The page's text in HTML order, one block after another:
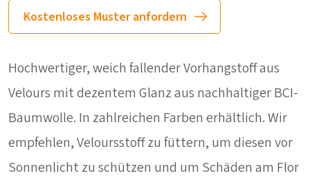
Kostenloses Muster anfordern
Hochwertiger, weich fallender Vorhangstoff aus
Velours mit dezentem Glanz aus nachhaltiger BCI-
Baumwolle. In zahlreichen Farben erhältlich. Wir
empfehlen, Veloursstoff zu füttern, um diesen vor
Sonnenlicht zu schützen und um Schäden am Flor